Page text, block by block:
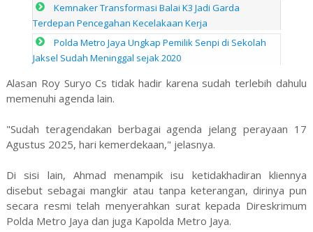
Kemnaker Transformasi Balai K3 Jadi Garda
Terdepan Pencegahan Kecelakaan Kerja
Polda Metro Jaya Ungkap Pemilik Senpi di Sekolah
Jaksel Sudah Meninggal sejak 2020
Alasan Roy Suryo Cs tidak hadir karena sudah terlebih dahulu
memenuhi agenda lain.
"Sudah teragendakan berbagai agenda jelang perayaan 17
Agustus 2025, hari kemerdekaan," jelasnya.
Di sisi lain, Ahmad menampik isu ketidakhadiran kliennya
disebut sebagai mangkir atau tanpa keterangan, dirinya pun
secara resmi telah menyerahkan surat kepada Direskrimum
Polda Metro Jaya dan juga Kapolda Metro Jaya.